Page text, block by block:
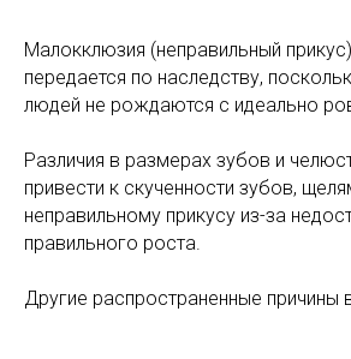
Малокклюзия (неправильный
передается по наследству,
людей не рождаются с идеально
Различия в размерах зубов и
привести к скученности зубов,
неправильному прикусу из-за
правильного роста.
Другие распространенные причины